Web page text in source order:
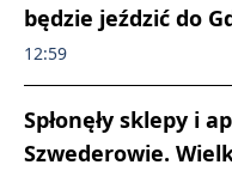
będzie jeździć do
12:59
Spłonęły sklepy i
Szwederowie.